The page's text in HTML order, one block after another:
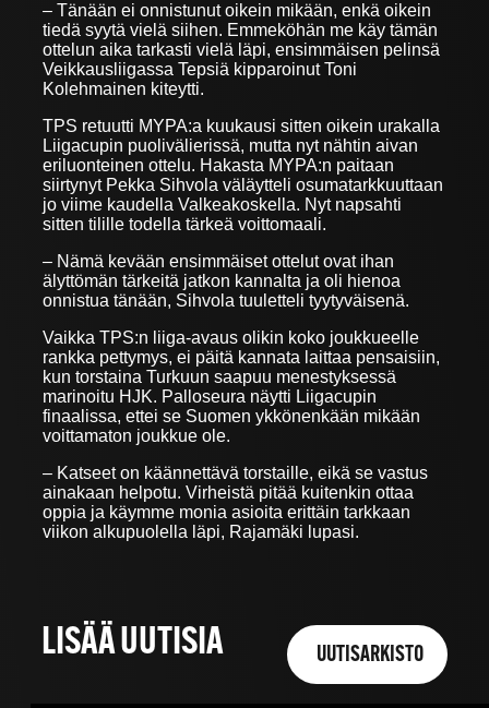
– Tänään ei onnistunut oikein mikään, enkä oikein
tiedä syytä vielä siihen. Emmeköhän me käy tämän
ottelun aika tarkasti vielä läpi, ensimmäisen pelinsä
Veikkausliigassa Tepsiä kipparoinut Toni
Kolehmainen kiteytti.
TPS retuutti MYPA:a kuukausi sitten oikein urakalla
Liigacupin puolivälierissä, mutta nyt nähtin aivan
eriluonteinen ottelu. Hakasta MYPA:n paitaan
siirtynyt Pekka Sihvola väläytteli osumatarkkuuttaan
jo viime kaudella Valkeakoskella. Nyt napsahti
sitten tilille todella tärkeä voittomaali.
– Nämä kevään ensimmäiset ottelut ovat ihan
älyttömän tärkeitä jatkon kannalta ja oli hienoa
onnistua tänään, Sihvola tuuletteli tyytyväisenä.
Vaikka TPS:n liiga-avaus olikin koko joukkueelle
rankka pettymys, ei päitä kannata laittaa pensaisiin,
kun torstaina Turkuun saapuu menestyksessä
marinoitu HJK. Palloseura näytti Liigacupin
finaalissa, ettei se Suomen ykkönenkään mikään
voittamaton joukkue ole.
– Katseet on käännettävä torstaille, eikä se vastus
ainakaan helpotu. Virheistä pitää kuitenkin ottaa
oppia ja käymme monia asioita erittäin tarkkaan
viikon alkupuolella läpi, Rajamäki lupasi.
LISÄÄ UUTISIA UUTISARKISTO